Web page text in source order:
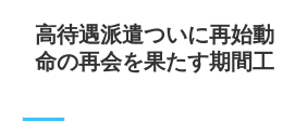
高待遇派遣ついに再始動
命の再会を果たす期間工